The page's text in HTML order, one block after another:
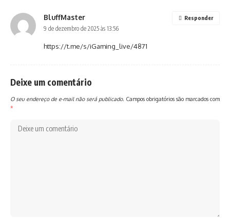
BluffMaster
9 de dezembro de 2025 às 13:56
https://t.me/s/iGaming_live/4871
Responder
Deixe um comentário
O seu endereço de e-mail não será publicado. Campos obrigatórios são marcados com
*